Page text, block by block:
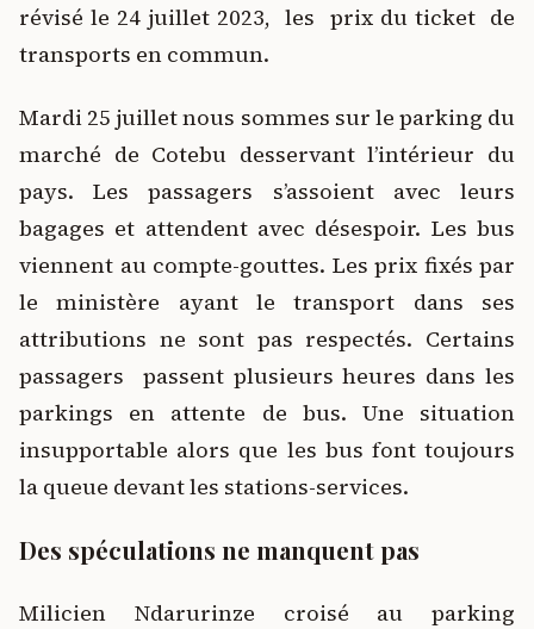
révisé le 24 juillet 2023, les prix du ticket de
transports en commun.
Mardi 25 juillet nous sommes sur le parking du
marché de Cotebu desservant l’intérieur du
pays. Les passagers s’assoient avec leurs
bagages et attendent avec désespoir. Les bus
viennent au compte-gouttes. Les prix fixés par
le ministère ayant le transport dans ses
attributions ne sont pas respectés. Certains
passagers passent plusieurs heures dans les
parkings en attente de bus. Une situation
insupportable alors que les bus font toujours
la queue devant les stations-services.
Des spéculations ne manquent pas
Milicien Ndarurinze croisé au parking